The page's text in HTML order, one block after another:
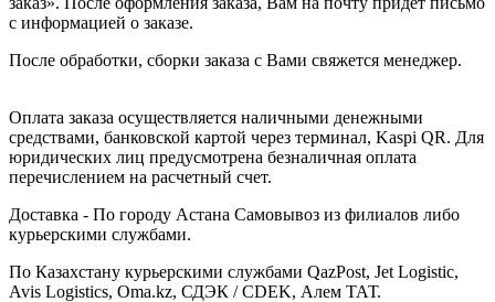
с информацией о заказе.
После обработки, сборки заказа с Вами свяжется менеджер.
Оплата заказа осуществляется наличными денежными
средствами, банковской картой через терминал, Kaspi QR. Для
юридических лиц предусмотрена безналичная оплата
перечислением на расчетный счет.
Доставка - По городу Астана Самовывоз из филиалов либо
курьерскими службами.
По Казахстану курьерскими службами QazPost, Jet Logistic,
Avis Logistics, Oma.kz, СДЭК / CDEK, Алем ТАТ.